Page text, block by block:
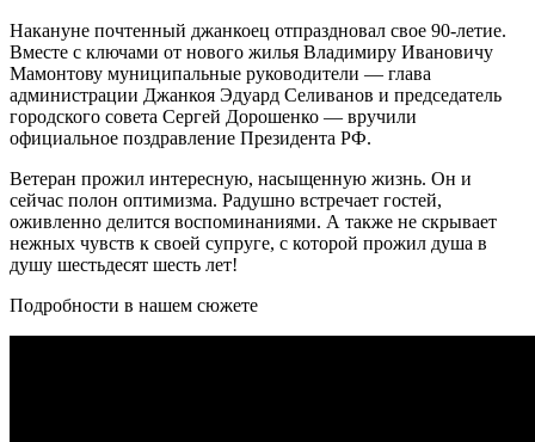
Накануне почтенный джанкоец отпраздновал свое 90-летие.
Вместе с ключами от нового жилья Владимиру Ивановичу
Мамонтову муниципальные руководители — глава
администрации Джанкоя Эдуард Селиванов и председатель
городского совета Сергей Дорошенко — вручили
официальное поздравление Президента РФ.
Ветеран прожил интересную, насыщенную жизнь. Он и
сейчас полон оптимизма. Радушно встречает гостей,
оживленно делится воспоминаниями. А также не скрывает
нежных чувств к своей супруге, с которой прожил душа в
душу шестьдесят шесть лет!
Подробности в нашем сюжете